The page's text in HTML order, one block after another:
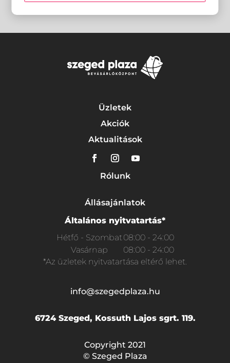
Üzletek
Akciók
Aktualitások
Rólunk
Állásajánlatok
Általános nyitvatartás*
Hétfő - Szombat08:00 - 24:00
Vasárnap
08:00 - 24:00
*Az üzletek nyitvatartása eltérő lehet.
info@szegedplaza.hu
6724 Szeged, Kossuth Lajos sgrt. 119.
Copyright 2021
© Szeged Plaza